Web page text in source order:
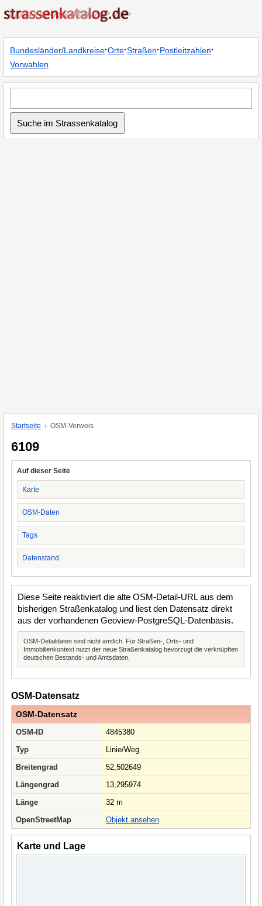
Bundesländer/Landkreise·Orte·Straßen·Postleitzahlen·
Vorwahlen
Startseite OSM-Verweis
6109
Auf dieser Seite
Karte
OSM-Daten
Tags
Datenstand
Diese Seite reaktiviert die alte OSM-Detail-URL aus dem
bisherigen Straßenkatalog und liest den Datensatz direkt
aus der vorhandenen Geoview-PostgreSQL-Datenbasis.
OSM-Detaildaten sind nicht amtlich. Für Straßen-, Orts- und
Immobilienkontext nutzt der neue Straßenkatalog bevorzugt die verknüpften
deutschen Bestands- und Amtsdaten.
OSM-Datensatz
OSM-Datensatz
OSM-ID
4845380
Typ
Linie/Weg
Breitengrad
52,502649
Längengrad
13,295974
Länge
32 m
OpenStreetMap
Objekt ansehen
Karte und Lage